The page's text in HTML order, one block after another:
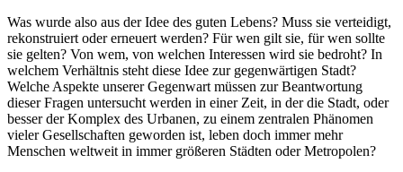
Was wurde also aus der Idee des guten Lebens? Muss sie verteidigt,
rekonstruiert oder erneuert werden? Für wen gilt sie, für wen sollte
sie gelten? Von wem, von welchen Interessen wird sie bedroht? In
welchem Verhältnis steht diese Idee zur gegenwärtigen Stadt?
Welche Aspekte unserer Gegenwart müssen zur Beantwortung
dieser Fragen untersucht werden in einer Zeit, in der die Stadt, oder
besser der Komplex des Urbanen, zu einem zentralen Phänomen
vieler Gesellschaften geworden ist, leben doch immer mehr
Menschen weltweit in immer größeren Städten oder Metropolen?